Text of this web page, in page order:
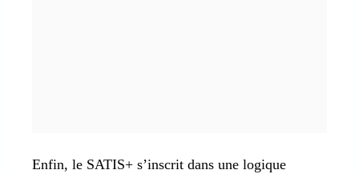
Enfin, le SATIS+ s’inscrit dans une logique